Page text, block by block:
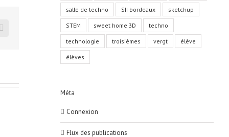
salle de techno SII bordeaux sketchup
STEM sweet home 3D techno
technologie troisièmes vergt élève
élèves
Méta
Connexion
Flux des publications